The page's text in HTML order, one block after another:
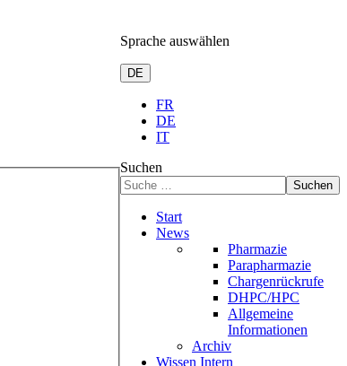
Sprache auswählen
DE
FR
DE
IT
Suchen
Suchen
Start
News
Pharmazie
Parapharmazie
Chargenrückrufe
DHPC/HPC
Allgemeine
Informationen
Archiv
Wissen Intern